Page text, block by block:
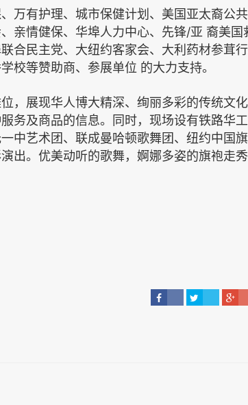
万有护理、城市保健计划、美国亚太裔公
亲情健保、华埠人力中心、先锋/亚 裔美国
合民主党、大纽约客家会、大利药材参茸
校等赞助商、参展单位 的大力支持。
，展现华人博大精深、绚丽多彩的传统文
务及商品的信息。同时，现场设有铁路华
中艺术团、联成曼哈顿歌舞团、纽约中国
出。优美动听的歌舞，婀娜多姿的旗袍走